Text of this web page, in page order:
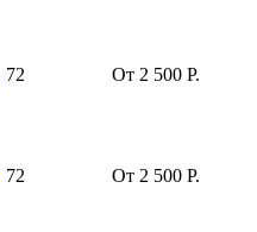
72 От 2 500 Р.
72 От 2 500 Р.